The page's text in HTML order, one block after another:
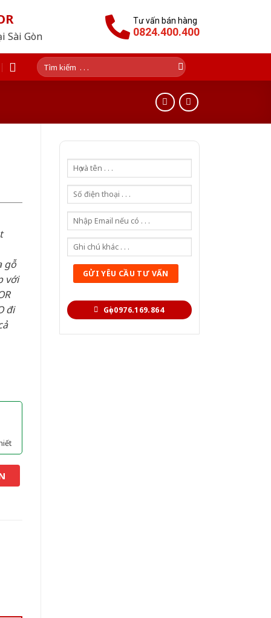
Sài Gòn
Tư vấn bán hàng
0824.400.400
Tìm
kiếm:
Gọi 0976.169.864
gỗ
với
đi